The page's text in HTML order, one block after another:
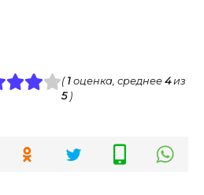
( 1 оценка, среднее4из
5)